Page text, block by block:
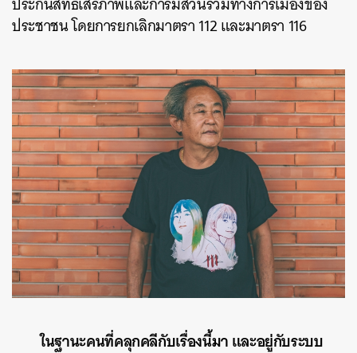
ประชาชน โดยการยกเลิกมาตรา 112 และมาตรา 116
ในฐานะคนที่คลุกคลีกับเรื่องนี้มา และอยู่กับระบบ